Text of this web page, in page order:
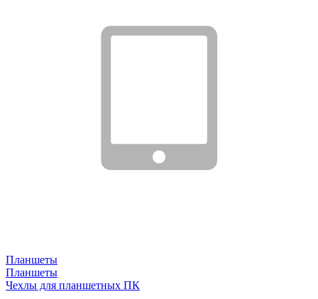
Планшеты
Планшеты
Чехлы для планшетных ПК